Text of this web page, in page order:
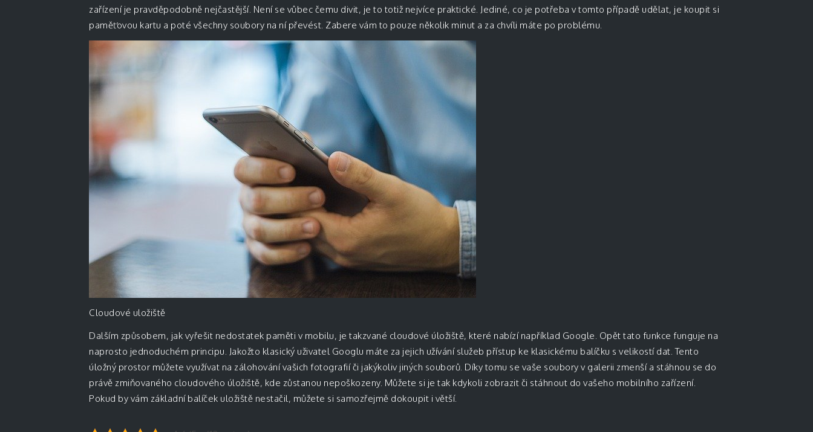
zařízení je pravděpodobně nejčastější. Není se vůbec čemu divit, je to totiž nejvíce praktické. Jediné, co je potřeba v tomto případě udělat, je koupit si
paměťovou kartu a poté všechny soubory na ní převést. Zabere vám to pouze několik minut a za chvíli máte po problému.
Cloudové uložiště
Dalším způsobem, jak vyřešit nedostatek paměti v mobilu, je takzvané cloudové úložiště, které nabízí například Google. Opět tato funkce funguje na
naprosto jednoduchém principu. Jakožto klasický uživatel Googlu máte za jejich užívání služeb přístup ke klasickému balíčku s velikostí dat. Tento
úložný prostor můžete využívat na zálohování vašich fotografií či jakýkoliv jiných souborů. Díky tomu se vaše soubory v galerii zmenší a stáhnou se do
právě zmiňovaného cloudového úložiště, kde zůstanou nepoškozeny. Můžete si je tak kdykoli zobrazit či stáhnout do vašeho mobilního zařízení.
Pokud by vám základní balíček uložiště nestačil, můžete si samozřejmě dokoupit i větší.